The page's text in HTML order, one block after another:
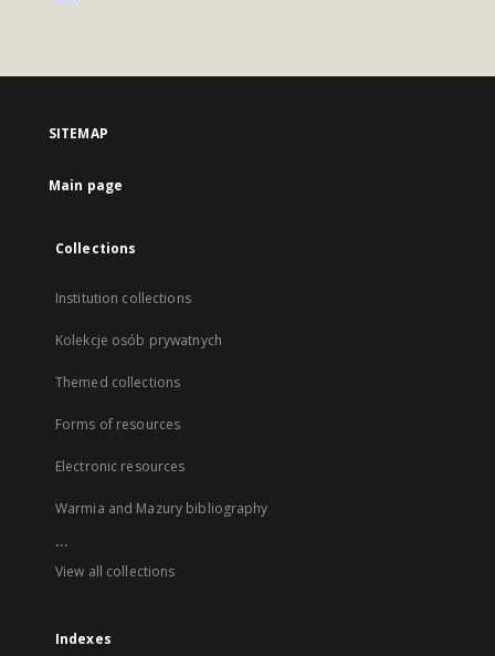
SITEMAP
Main page
Collections
Institution collections
Kolekcje osób prywatnych
Themed collections
Forms of resources
Electronic resources
Warmia and Mazury bibliography
...
View all collections
Indexes